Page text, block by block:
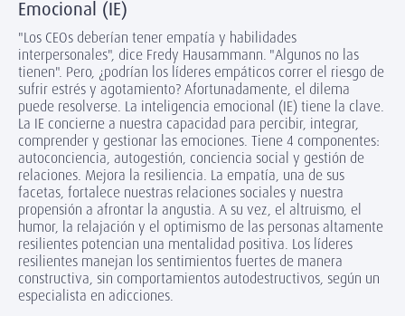
Emocional (IE)
"Los CEOs deberían tener empatía y habilidades
interpersonales", dice Fredy Hausammann. "Algunos no las
tienen". Pero, ¿podrían los líderes empáticos correr el riesgo de
sufrir estrés y agotamiento? Afortunadamente, el dilema
puede resolverse. La inteligencia emocional (IE) tiene la clave.
La IE concierne a nuestra capacidad para percibir, integrar,
comprender y gestionar las emociones. Tiene 4 componentes:
autoconciencia, autogestión, conciencia social y gestión de
relaciones. Mejora la resiliencia. La empatía, una de sus
facetas, fortalece nuestras relaciones sociales y nuestra
propensión a afrontar la angustia. A su vez, el altruismo, el
humor, la relajación y el optimismo de las personas altamente
resilientes potencian una mentalidad positiva. Los líderes
resilientes manejan los sentimientos fuertes de manera
constructiva, sin comportamientos autodestructivos, según un
especialista en adicciones.